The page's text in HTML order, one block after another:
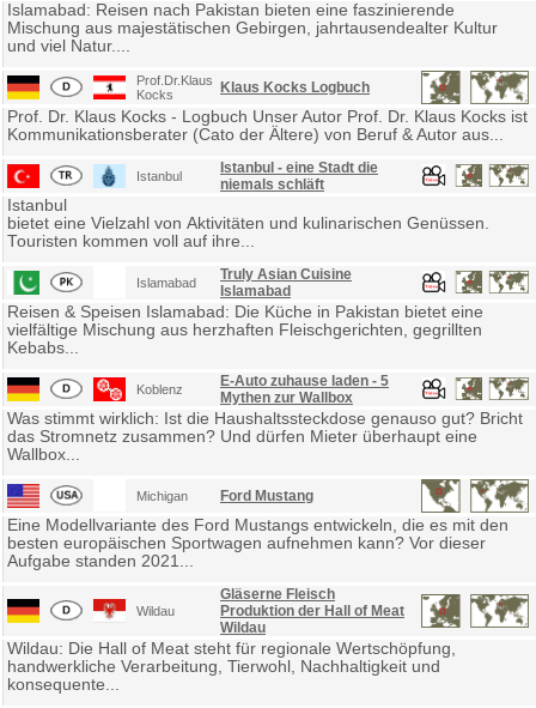
Islamabad: Reisen nach Pakistan bieten eine faszinierende
Mischung aus majestätischen Gebirgen, jahrtausendealter Kultur
und viel Natur....
Prof.Dr.Klaus
Kocks
Klaus Kocks Logbuch
Prof. Dr. Klaus Kocks - Logbuch Unser Autor Prof. Dr. Klaus Kocks ist
Kommunikationsberater (Cato der Ältere) von Beruf & Autor aus...
Istanbul
Istanbul - eine Stadt die
niemals schläft
Istanbul
bietet eine Vielzahl von Aktivitäten und kulinarischen Genüssen.
Touristen kommen voll auf ihre...
Islamabad
Truly Asian Cuisine
Islamabad
Reisen & Speisen Islamabad: Die Küche in Pakistan bietet eine
vielfältige Mischung aus herzhaften Fleischgerichten, gegrillten
Kebabs...
Koblenz
E-Auto zuhause laden - 5
Mythen zur Wallbox
Was stimmt wirklich: Ist die Haushaltssteckdose genauso gut? Bricht
das Stromnetz zusammen? Und dürfen Mieter überhaupt eine
Wallbox...
Michigan Ford Mustang
Eine Modellvariante des Ford Mustangs entwickeln, die es mit den
besten europäischen Sportwagen aufnehmen kann? Vor dieser
Aufgabe standen 2021...
Wildau
Gläserne Fleisch
Produktion der Hall of Meat
Wildau
Wildau: Die Hall of Meat steht für regionale Wertschöpfung,
handwerkliche Verarbeitung, Tierwohl, Nachhaltigkeit und
konsequente...